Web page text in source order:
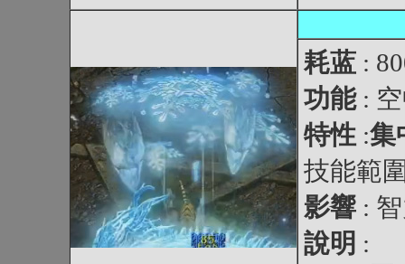
耗蓝 :
功能 :
特性 :集
技能範
影響 :
說明 :